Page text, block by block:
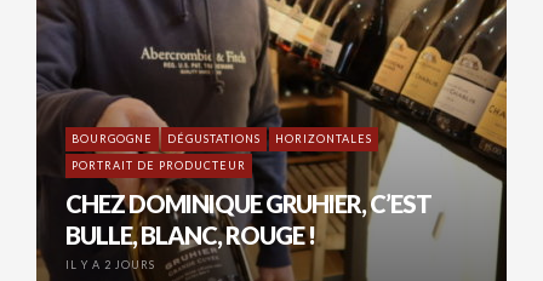
BOURGOGNE DÉGUSTATIONS
HORIZONTALES
PORTRAIT DE PRODUCTEUR
CHEZ DOMINIQUE GRUHIER, C’EST
BULLE, BLANC, ROUGE !
IL Y A 2 JOURS